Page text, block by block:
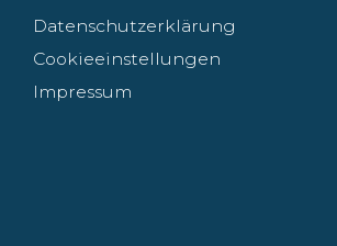
Datenschutzerklärung
Cookieeinstellungen
Impressum